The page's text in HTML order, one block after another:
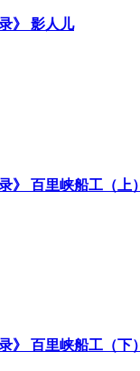
》 影人儿
》 百里峡船工（上）
》 百里峡船工（下）